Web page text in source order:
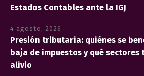
Estados Contables ante la IGJ
4 agosto, 2026
Presión tributaria: quiénes se
baja de impuestos y qué
alivio